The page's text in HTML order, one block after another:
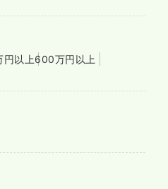
以上600万円以上